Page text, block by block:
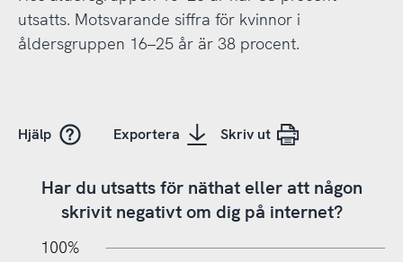
utsatts. Motsvarande siffra för kvinnor i
åldersgruppen 16–25 år är 38 procent.
Hjälp Exportera Skriv ut
Har du utsatts för näthat eller att någon
skrivit negativt om dig på internet?
100%